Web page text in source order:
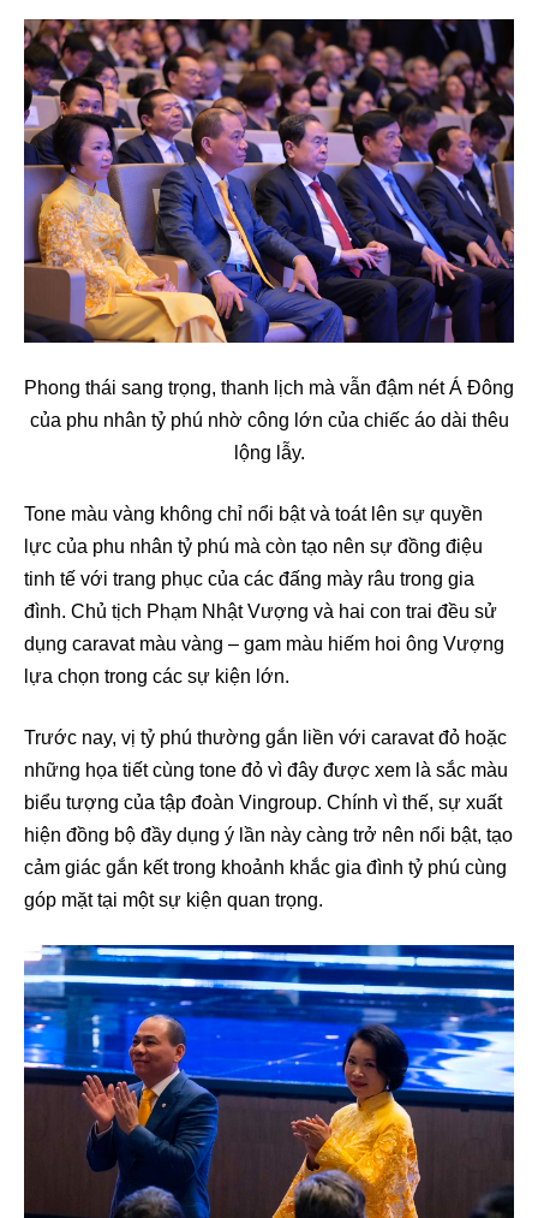
Phong thái sang trọng, thanh lịch mà vẫn đậm nét Á Đông
của phu nhân tỷ phú nhờ công lớn của chiếc áo dài thêu
lộng lẫy.
Tone màu vàng không chỉ nổi bật và toát lên sự quyền
lực của phu nhân tỷ phú mà còn tạo nên sự đồng điệu
tinh tế với trang phục của các đấng mày râu trong gia
đình. Chủ tịch Phạm Nhật Vượng và hai con trai đều sử
dụng caravat màu vàng – gam màu hiếm hoi ông Vượng
lựa chọn trong các sự kiện lớn.
Trước nay, vị tỷ phú thường gắn liền với caravat đỏ hoặc
những họa tiết cùng tone đỏ vì đây được xem là sắc màu
biểu tượng của tập đoàn Vingroup. Chính vì thế, sự xuất
hiện đồng bộ đầy dụng ý lần này càng trở nên nổi bật, tạo
cảm giác gắn kết trong khoảnh khắc gia đình tỷ phú cùng
góp mặt tại một sự kiện quan trọng.